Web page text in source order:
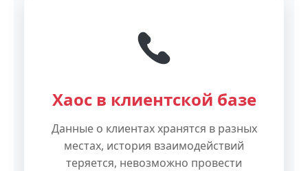
Хаос в клиентской базе
Данные о клиентах хранятся в разных
местах, история взаимодействий
теряется, невозможно провести